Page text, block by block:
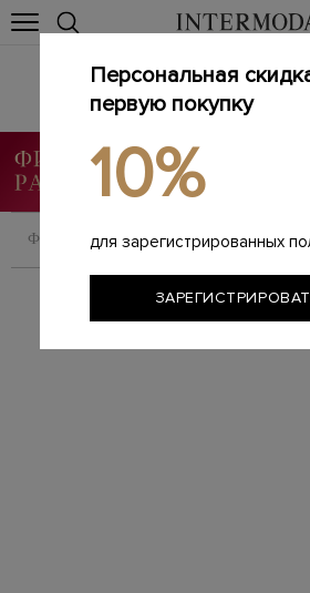
Брендовая мужская
Главная / Мужчинам
ФИЛЬТРОВАТЬ
Персональная
первую покупку
10%
для зарегистрированных